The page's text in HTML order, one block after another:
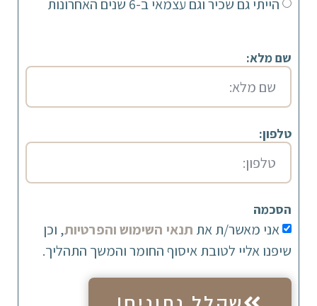
הייתי גם שכיר וגם עצמאי ב-6 שנים האחרונות
שם מלא:
טלפון:
הסכמה
אני מאשר/ת את תנאי השימוש והפרטיות, וכן
שיפנו אליי לטובת איסוף החומר והמשך התהליך.